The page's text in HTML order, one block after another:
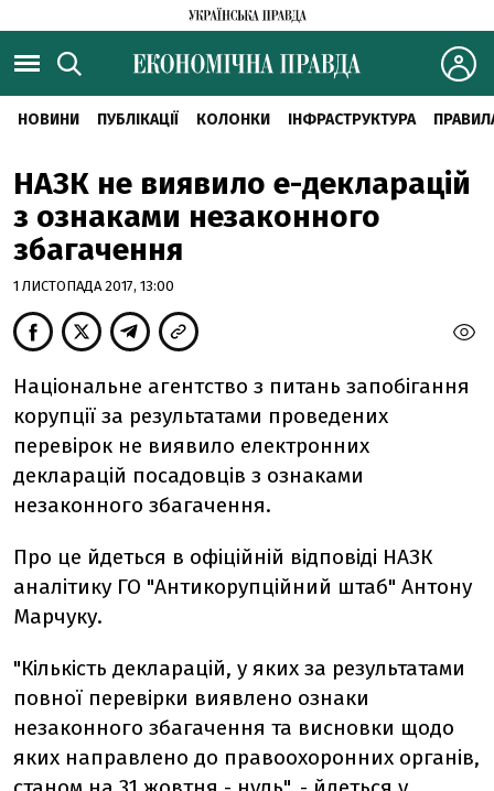
НОВИНИ ПУБЛІКАЦІЇ КОЛОНКИ ІНФРАСТРУКТУРА
НАЗК не виявило e-декларацій
з ознаками незаконного
збагачення
1 ЛИСТОПАДА 2017, 13:00
Національне агентство з питань запобігання
корупції за результатами проведених
перевірок не виявило електронних
декларацій посадовців з ознаками
незаконного збагачення.
Про це йдеться в офіційній відповіді НАЗК
аналітику ГО "Антикорупційний штаб" Антону
Марчуку.
"Кількість декларацій, у яких за результатами
повної перевірки виявлено ознаки
незаконного збагачення та висновки щодо
яких направлено до правоохоронних органів,